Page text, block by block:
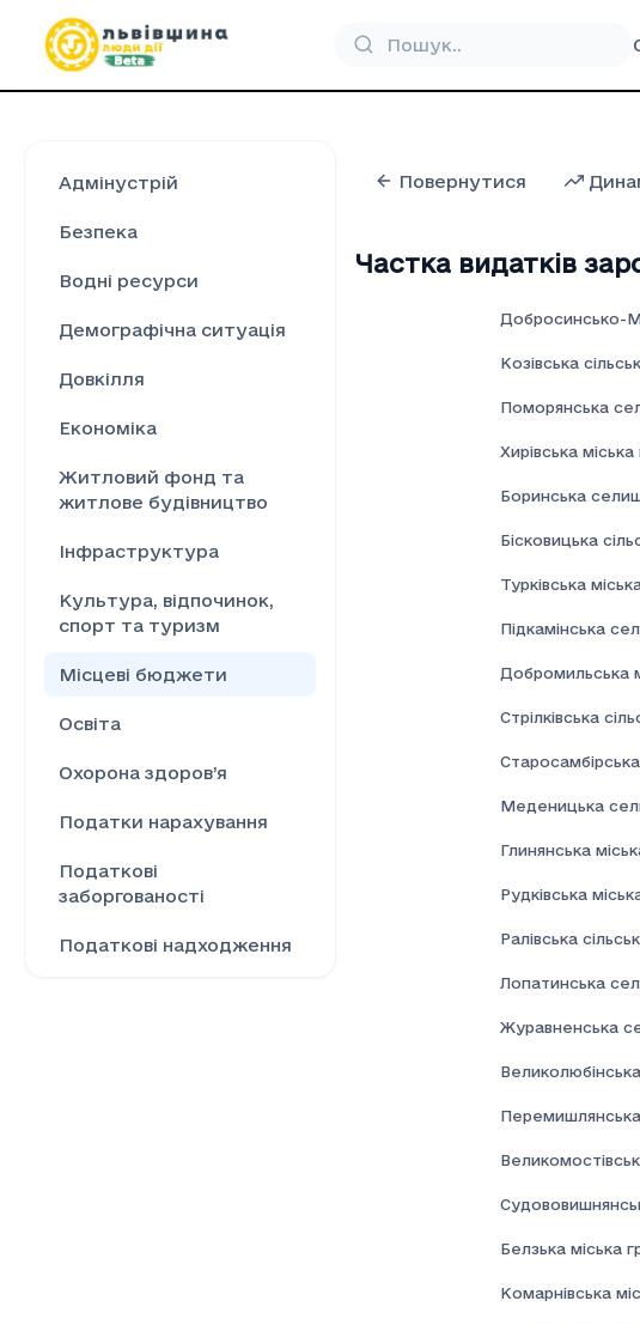
Адмінустрій
Безпека
Водні ресурси
Демографічна ситуація
Довкілля
Економіка
Житловий фонд та
житлове будівництво
Інфраструктура
Культура, відпочинок,
спорт та туризм
Місцеві бюджети
Освіта
Охорона здоров’я
Податки нарахування
Податкові
заборгованості
Податкові надходження
Повернутися
Частка видатків
Добросинсько-
Козівська
Поморянська
Хирівська
Боринська
Бісковицька
Турківська
Підкамінська
Добромильська
Стрілківська
Меденицька
Глинянська
Рудківська
Ралівська
Лопатинська
Журавненська
Белзька міська
Комарнівська